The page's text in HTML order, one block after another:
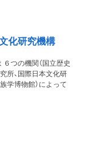
化研究機構
つの機関（国立歴史
所、国際日本文化研
学博物館）によって